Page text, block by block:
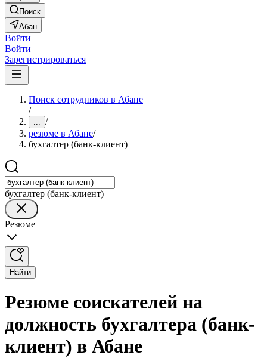
Поиск
Абан
Войти
Войти
Зарегистрироваться
Поиск сотрудников в Абане
/
... /
резюме в Абане/
бухгалтер (банк-клиент)
бухгалтер (банк-клиент)
Резюме
Найти
Резюме соискателей на
должность бухгалтера (банк-
клиент) в Абане